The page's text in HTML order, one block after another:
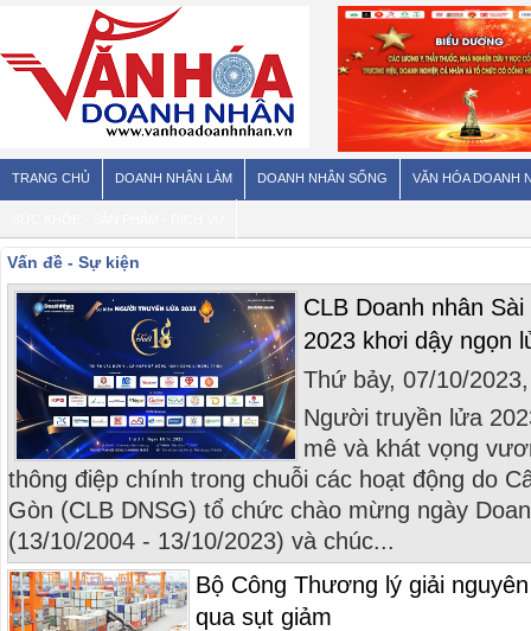
TRANG CHỦ DOANH NHÂN LÀM DOANH NHÂN SỐNG VĂN HÓA DOANH
Vấn đề - Sự kiện
CLB Doanh nhân
2023 khơi dậy ngọn
Thứ bảy, 07/10/
Người truyền lửa
mê và khát vọng
thông điệp chính trong chuỗi các hoạt động do
Gòn (CLB DNSG) tổ chức chào mừng ngày
(13/10/2004 - 13/10/2023) và chúc...
Bộ Công Thương lý giải
qua sụt giảm